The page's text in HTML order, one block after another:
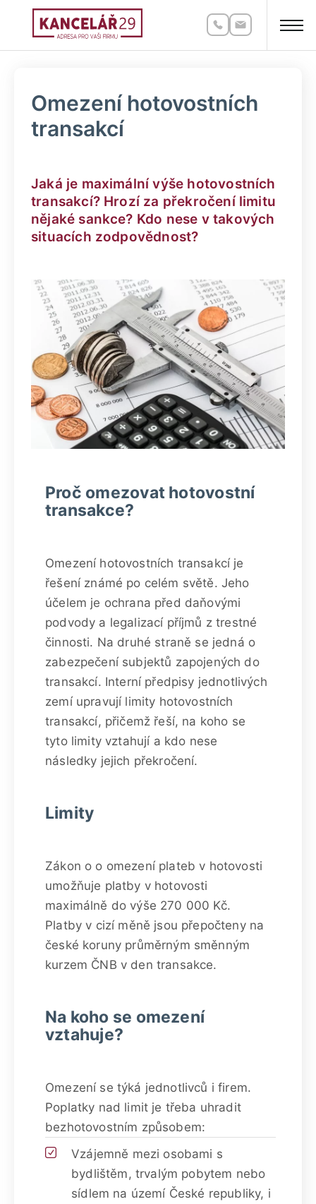
Omezení hotovostních
transakcí
Jaká je maximální výše hotovostních
transakcí? Hrozí za překročení limitu
nějaké sankce? Kdo nese v takových
situacích zodpovědnost?
Proč omezovat hotovostní
transakce?
Omezení hotovostních transakcí je
řešení známé po celém světě. Jeho
účelem je ochrana před daňovými
podvody a legalizací příjmů z trestné
činnosti. Na druhé straně se jedná o
zabezpečení subjektů zapojených do
transakcí. Interní předpisy jednotlivých
zemí upravují limity hotovostních
transakcí, přičemž řeší, na koho se
tyto limity vztahují a kdo nese
následky jejich překročení.
Limity
Zákon o o omezení plateb v hotovosti
umožňuje platby v hotovosti
maximálně do výše 270 000 Kč.
Platby v cizí měně jsou přepočteny na
české koruny průměrným směnným
kurzem ČNB v den transakce.
Na koho se omezení
vztahuje?
Omezení se týká jednotlivců i firem.
Poplatky nad limit je třeba uhradit
bezhotovostním způsobem:
Vzájemně mezi osobami s
bydlištěm, trvalým pobytem nebo
sídlem na území České republiky, i